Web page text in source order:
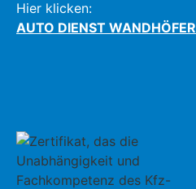
Hier klicken:
AUTO DIENST WANDHÖFER